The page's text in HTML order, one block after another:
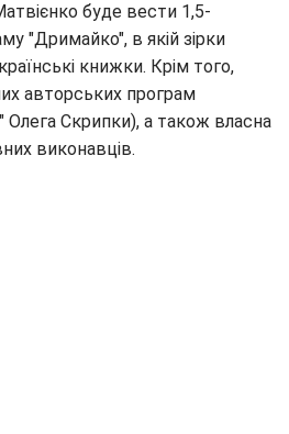
буде вести 1,5-
"Дримайко", в якій зірки
книжки. Крім того,
авторських програм
Олега Скрипки), а також власна
виконавців.